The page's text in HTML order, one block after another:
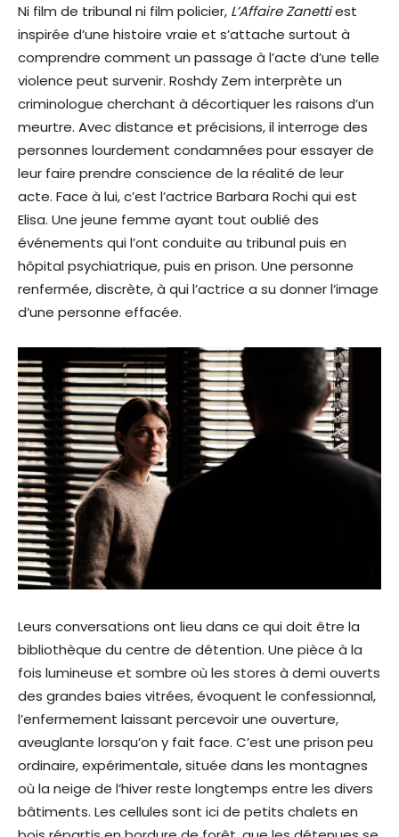
Ni film de tribunal ni film policier, L’Affaire Zanettiest
inspirée d’une histoire vraie et s’attache surtout à
comprendre comment un passage à l’acte d’une telle
violence peut survenir. Roshdy Zem interprète un
criminologue cherchant à décortiquer les raisons d’un
meurtre. Avec distance et précisions, il interroge des
personnes lourdement condamnées pour essayer de
leur faire prendre conscience de la réalité de leur
acte. Face à lui, c’est l’actrice Barbara Rochi qui est
Elisa. Une jeune femme ayant tout oublié des
événements qui l’ont conduite au tribunal puis en
hôpital psychiatrique, puis en prison. Une personne
renfermée, discrète, à qui l’actrice a su donner l’image
d’une personne effacée.
Leurs conversations ont lieu dans ce qui doit être la
bibliothèque du centre de détention. Une pièce à la
fois lumineuse et sombre où les stores à demi ouverts
des grandes baies vitrées, évoquent le confessionnal,
l’enfermement laissant percevoir une ouverture,
aveuglante lorsqu’on y fait face. C’est une prison peu
ordinaire, expérimentale, située dans les montagnes
où la neige de l’hiver reste longtemps entre les divers
bâtiments. Les cellules sont ici de petits chalets en